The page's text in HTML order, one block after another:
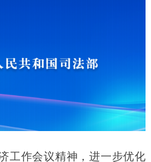
作会议精神，进一步优化